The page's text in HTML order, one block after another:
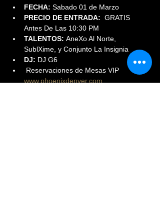
FECHA: Sabado 01 de Marzo
PRECIO DE ENTRADA: GRATIS
Antes De Las 10:30 PM
TALENTOS: AneXo Al Norte,
SublXime, y Conjunto La Insignia
DJ: DJ G6
Reservaciones de Mesas VIP
www.phoenixdenver.com